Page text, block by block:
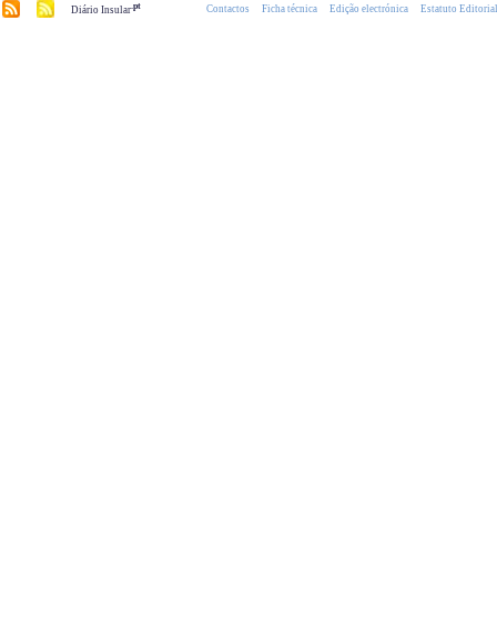
Diário Insular.pt Contactos Ficha técnica Edição electrónica Estatuto Editorial